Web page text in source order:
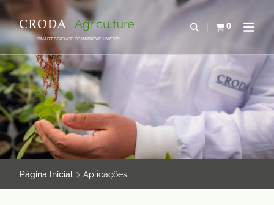
PARA
O
CONTEÚDO
PARA
O
MENU
SMART SCIENCE TO IMPROVE LIVES™
Abrir pesquisa
0
Exibir cestaAbrir
Página Inicial Aplicações